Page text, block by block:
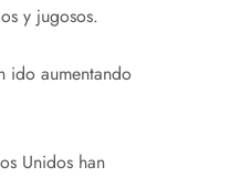
y jugosos.
ido aumentando
Unidos han